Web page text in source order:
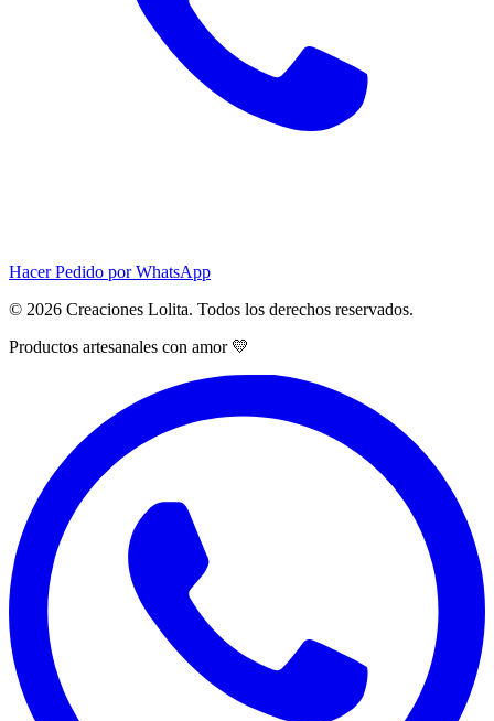
Hacer Pedido por WhatsApp
© 2026 Creaciones Lolita. Todos los derechos reservados.
Productos artesanales con amor 💛